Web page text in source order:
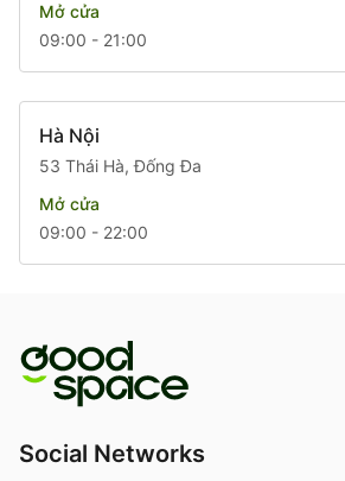
Mở cửa
09:00 - 21:00
Hà Nội
53 Thái Hà, Đống Đa
Mở cửa
09:00 - 22:00
Social Networks